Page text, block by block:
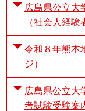
広島県公立大
（社会人経
令和８年熊本
ジ）
広島県公立大
考試験受験案